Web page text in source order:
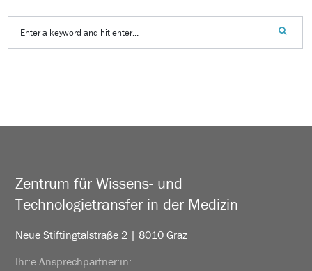
Zentrum für Wissens- und
Technologietransfer in der Medizin
Neue Stiftingtalstraße 2 | 8010 Graz
Ihr:e Ansprechpartner:in: